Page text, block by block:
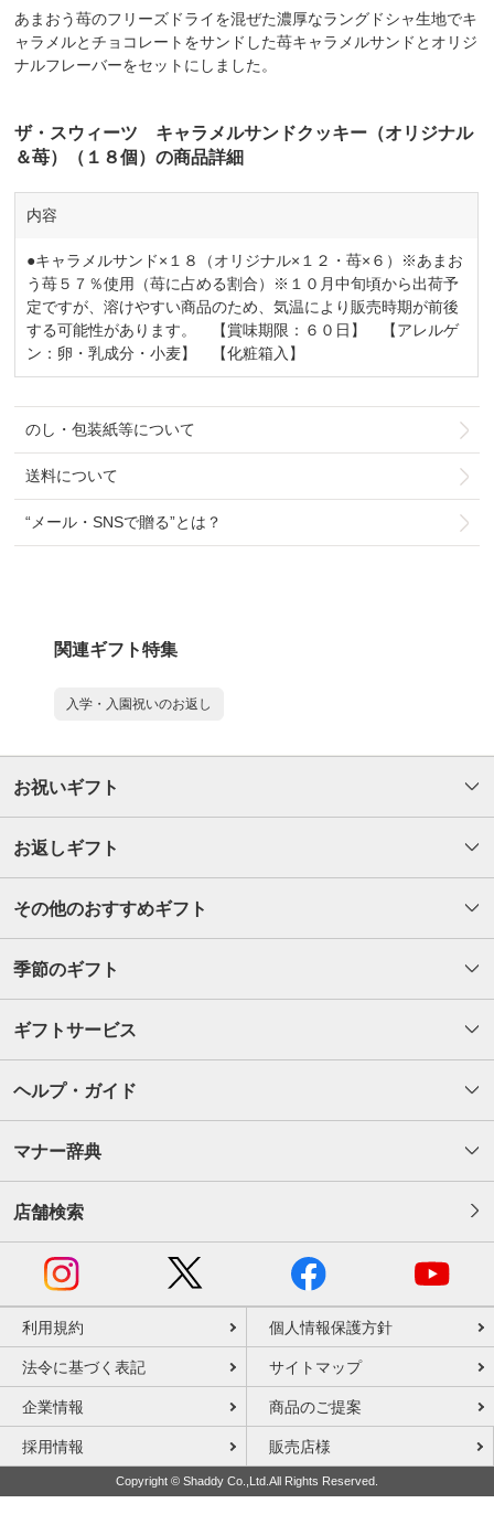
あまおう苺のフリーズドライを混ぜた濃厚なラングドシャ生地でキ
ャラメルとチョコレートをサンドした苺キャラメルサンドとオリジ
ナルフレーバーをセットにしました。
ザ・スウィーツ キャラメルサンドクッキー（オリジナル
＆苺）（１８個）の商品詳細
内容
●キャラメルサンド×１８（オリジナル×１２・苺×６）※あまお
う苺５７％使用（苺に占める割合）※１０月中旬頃から出荷予
定ですが、溶けやすい商品のため、気温により販売時期が前後
する可能性があります。 【賞味期限：６０日】 【アレルゲ
ン：卵・乳成分・小麦】 【化粧箱入】
のし・包装紙等について
送料について
“メール・SNSで贈る”とは？
関連ギフト特集
入学・入園祝いのお返し
お祝いギフト
お返しギフト
その他のおすすめギフト
季節のギフト
ギフトサービス
ヘルプ・ガイド
マナー辞典
店舗検索
利用規約 個人情報保護方針
法令に基づく表記 サイトマップ
企業情報 商品のご提案
採用情報 販売店様
Copyright © Shaddy Co.,Ltd.All Rights Reserved.